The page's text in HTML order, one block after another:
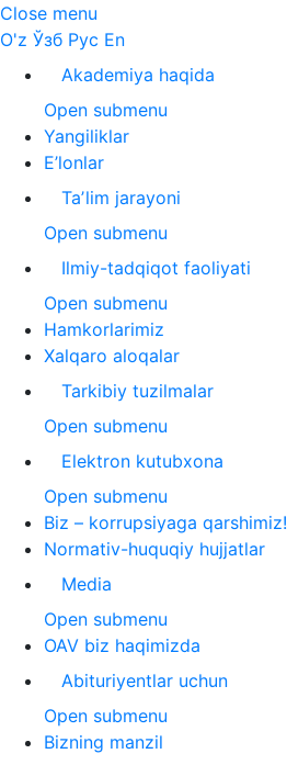
Close menu
O'z Ўзб Рус En
Akademiya haqida
Open submenu
Yangiliklar
E’lonlar
Taʼlim jarayoni
Open submenu
Ilmiy-tadqiqot faoliyati
Open submenu
Hamkorlarimiz
Xalqaro aloqalar
Tarkibiy tuzilmalar
Open submenu
Elektron kutubxona
Open submenu
Biz – korrupsiyaga qarshimiz!
Normativ-huquqiy hujjatlar
Media
Open submenu
OAV biz haqimizda
Abituriyentlar uchun
Open submenu
Bizning manzil